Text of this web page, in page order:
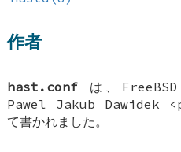
作者
hast.conf は、
Pawel Jakub Dawidek
て書かれました。